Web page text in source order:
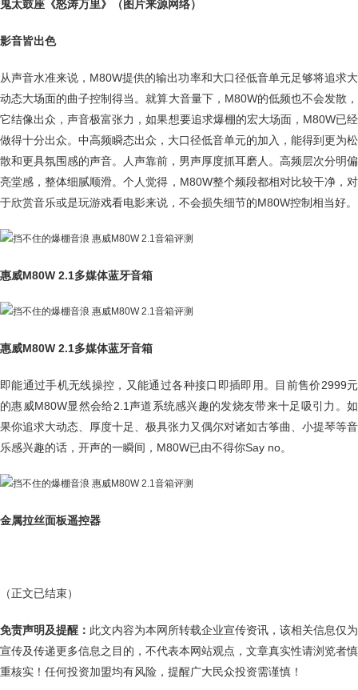
鬼太鼓座《怒涛万里》（图片来源网络）
影音皆出色
从声音水准来说，M80W提供的输出功率和大口径低音单元足够将追求大
动态大场面的曲子控制得当。就算大音量下，M80W的低频也不会发散，
它结像出众，声音极富张力，如果想要追求爆棚的宏大场面，M80W已经
做得十分出众。中高频瞬态出众，大口径低音单元的加入，能得到更为松
散和更具氛围感的声音。人声靠前，男声厚度抓耳磨人。高频层次分明偏
亮堂感，整体细腻顺滑。个人觉得，M80W整个频段都相对比较干净，对
于欣赏音乐或是玩游戏看电影来说，不会损失细节的M80W控制相当好。
惠威M80W 2.1多媒体蓝牙音箱
惠威M80W 2.1多媒体蓝牙音箱
即能通过手机无线操控，又能通过各种接口即插即用。目前售价2999元
的惠威M80W显然会给2.1声道系统感兴趣的发烧友带来十足吸引力。如
果你追求大动态、厚度十足、极具张力又偶尔对诸如古筝曲、小提琴等音
乐感兴趣的话，开声的一瞬间，M80W已由不得你Say no。
金属拉丝面板遥控器
（正文已结束）
免责声明及提醒： 此文内容为本网所转载企业宣传资讯，该相关信息仅为
宣传及传递更多信息之目的，不代表本网站观点，文章真实性请浏览者慎
重核实！任何投资加盟均有风险，提醒广大民众投资需谨慎！